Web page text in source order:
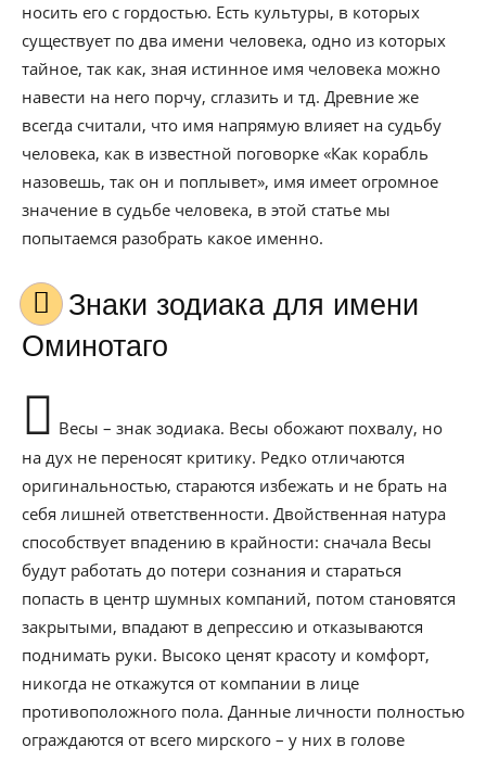
носить его с гордостью. Есть культуры, в которых
существует по два имени человека, одно из которых
тайное, так как, зная истинное имя человека можно
навести на него порчу, сглазить и тд. Древние же
всегда считали, что имя напрямую влияет на судьбу
человека, как в известной поговорке «Как корабль
назовешь, так он и поплывет», имя имеет огромное
значение в судьбе человека, в этой статье мы
попытаемся разобрать какое именно.
Знаки зодиака для имени
Оминотаго
Весы – знак зодиака. Весы обожают похвалу, но
на дух не переносят критику. Редко отличаются
оригинальностью, стараются избежать и не брать на
себя лишней ответственности. Двойственная натура
способствует впадению в крайности: сначала Весы
будут работать до потери сознания и стараться
попасть в центр шумных компаний, потом становятся
закрытыми, впадают в депрессию и отказываются
поднимать руки. Высоко ценят красоту и комфорт,
никогда не откажутся от компании в лице
противоположного пола. Данные личности полностью
ограждаются от всего мирского – у них в голове